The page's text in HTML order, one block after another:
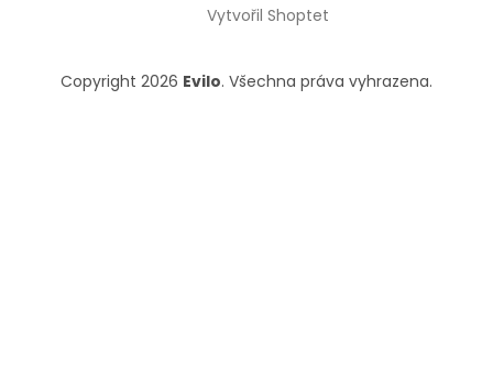
Vytvořil Shoptet
Copyright 2026 Evilo. Všechna práva vyhrazena.